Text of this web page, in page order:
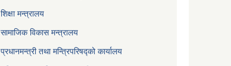
शिक्षा मन्त्रालय
सामाजिक विकास मन्त्रालय
प्रधानमन्त्री तथा मन्त्रिपरिषद्को कार्यालय